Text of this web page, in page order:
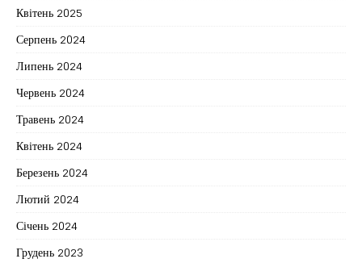
Квітень 2025
Серпень 2024
Липень 2024
Червень 2024
Травень 2024
Квітень 2024
Березень 2024
Лютий 2024
Січень 2024
Грудень 2023